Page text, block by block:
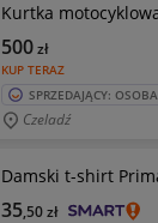
Kurtka
KUP TERAZ
500zł
SPRZEDAJĄCY:
Czeladź
Damski t-shirt
35,50zł